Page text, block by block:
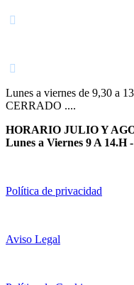
Lunes a viernes de 9,30 a
CERRADO ....
HORARIO JULIO Y
Lunes a Viernes 9 A
Política de privacidad
Aviso Legal